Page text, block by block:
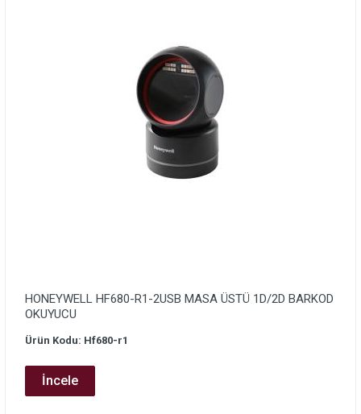
HONEYWELL HF680-R1-2USB MASA ÜSTÜ 1D/2D BARKOD
OKUYUCU
Ürün Kodu: Hf680-r1
İncele